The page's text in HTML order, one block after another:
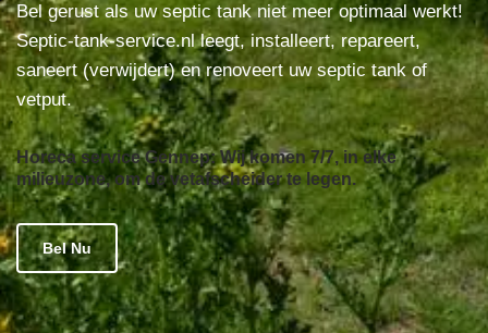
Bel gerust als uw septic tank niet meer optimaal werkt!
Septic-tank-service.nl leegt, installeert, repareert,
saneert (verwijdert) en renoveert uw septic tank of
vetput.
Horeca service Gennep: Wij komen 7/7, in elke
milieuzone, om de vetafscheider te legen.
Bel Nu